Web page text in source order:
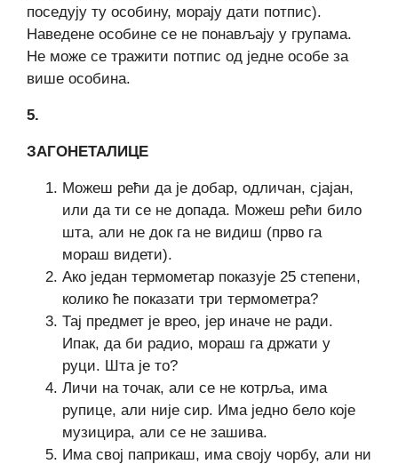
поседују ту особину, морају дати потпис).
Наведене особине се не понављају у групама.
Не може се тражити потпис од једне особе за
више особина.
5.
ЗАГОНЕТАЛИЦЕ
Можеш рећи да је добар, одличан, сјајан,
или да ти се не допада. Можеш рећи било
шта, али не док га не видиш (прво га
мораш видети).
Ако један термометар показује 25 степени,
колико ће показати три термометра?
Тај предмет је врео, јер иначе не ради.
Ипак, да би радио, мораш га држати у
руци. Шта је то?
Личи на точак, али се не котрља, има
рупице, али није сир. Има једно бело које
музицира, али се не зашива.
Има свој паприкаш, има своју чорбу, али ни